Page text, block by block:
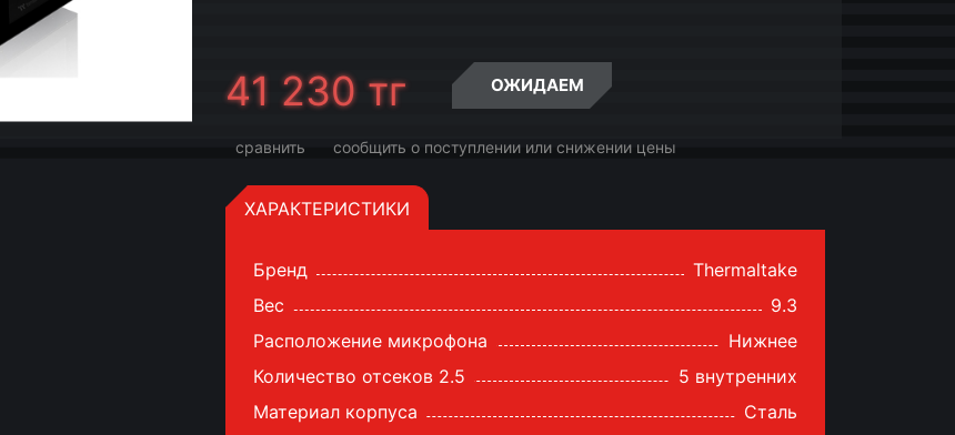
41 230 тг ОЖИДАЕМ
сравнить сообщить о поступлении или снижении цены
ХАРАКТЕРИСТИКИ
Бренд
Thermaltake
Вес
9.3
Расположение микрофона
Нижнее
Количество отсеков 2.5
5 внутренних
Материал корпуса
Сталь